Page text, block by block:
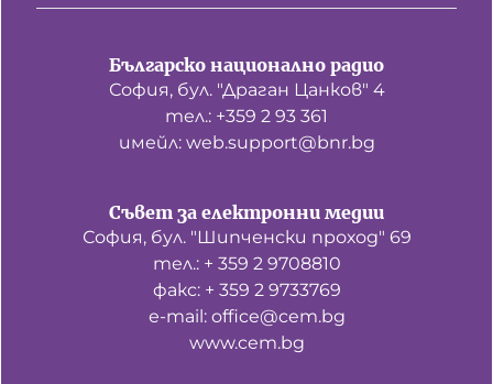
Българско национално радио
София, бул. "Драган Цанков" 4
тел.: +359 2 93 361
имейл: web.support@bnr.bg
Съвет за електронни медии
София, бул. "Шипченски проход" 69
тел.: + 359 2 9708810
факс: + 359 2 9733769
е-mail: office@cem.bg
www.cem.bg